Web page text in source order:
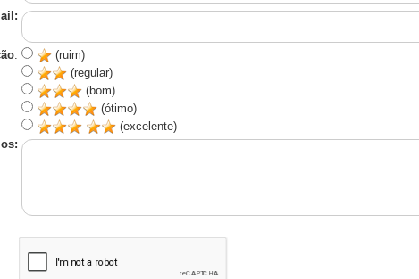
:
(ruim)
(regular)
(bom)
(ótimo)
(excelente)